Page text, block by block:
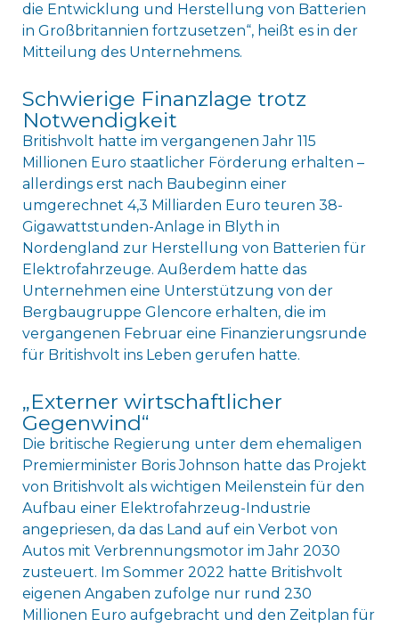
die Entwicklung und Herstellung von Batterien
in Großbritannien fortzusetzen“, heißt es in der
Mitteilung des Unternehmens.
Schwierige Finanzlage trotz
Notwendigkeit
Britishvolt hatte im vergangenen Jahr 115
Millionen Euro staatlicher Förderung erhalten –
allerdings erst nach Baubeginn einer
umgerechnet 4,3 Milliarden Euro teuren 38-
Gigawattstunden-Anlage in Blyth in
Nordengland zur Herstellung von Batterien für
Elektrofahrzeuge. Außerdem hatte das
Unternehmen eine Unterstützung von der
Bergbaugruppe Glencore erhalten, die im
vergangenen Februar eine Finanzierungsrunde
für Britishvolt ins Leben gerufen hatte.
„Externer wirtschaftlicher
Gegenwind“
Die britische Regierung unter dem ehemaligen
Premierminister Boris Johnson hatte das Projekt
von Britishvolt als wichtigen Meilenstein für den
Aufbau einer Elektrofahrzeug-Industrie
angepriesen, da das Land auf ein Verbot von
Autos mit Verbrennungsmotor im Jahr 2030
zusteuert. Im Sommer 2022 hatte Britishvolt
eigenen Angaben zufolge nur rund 230
Millionen Euro aufgebracht und den Zeitplan für